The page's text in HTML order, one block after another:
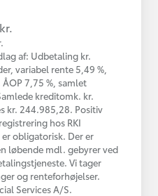
af: Udbetaling kr.
variabel rente 5,49 %,
7,75 %, samlet
kreditomk. kr.
kr. 244.985,28. Positiv
hos RKI
obligatorisk. Der er
løbende mdl. gebyrer ved
Vi tager
og renteforhøjelser.
Services A/S.